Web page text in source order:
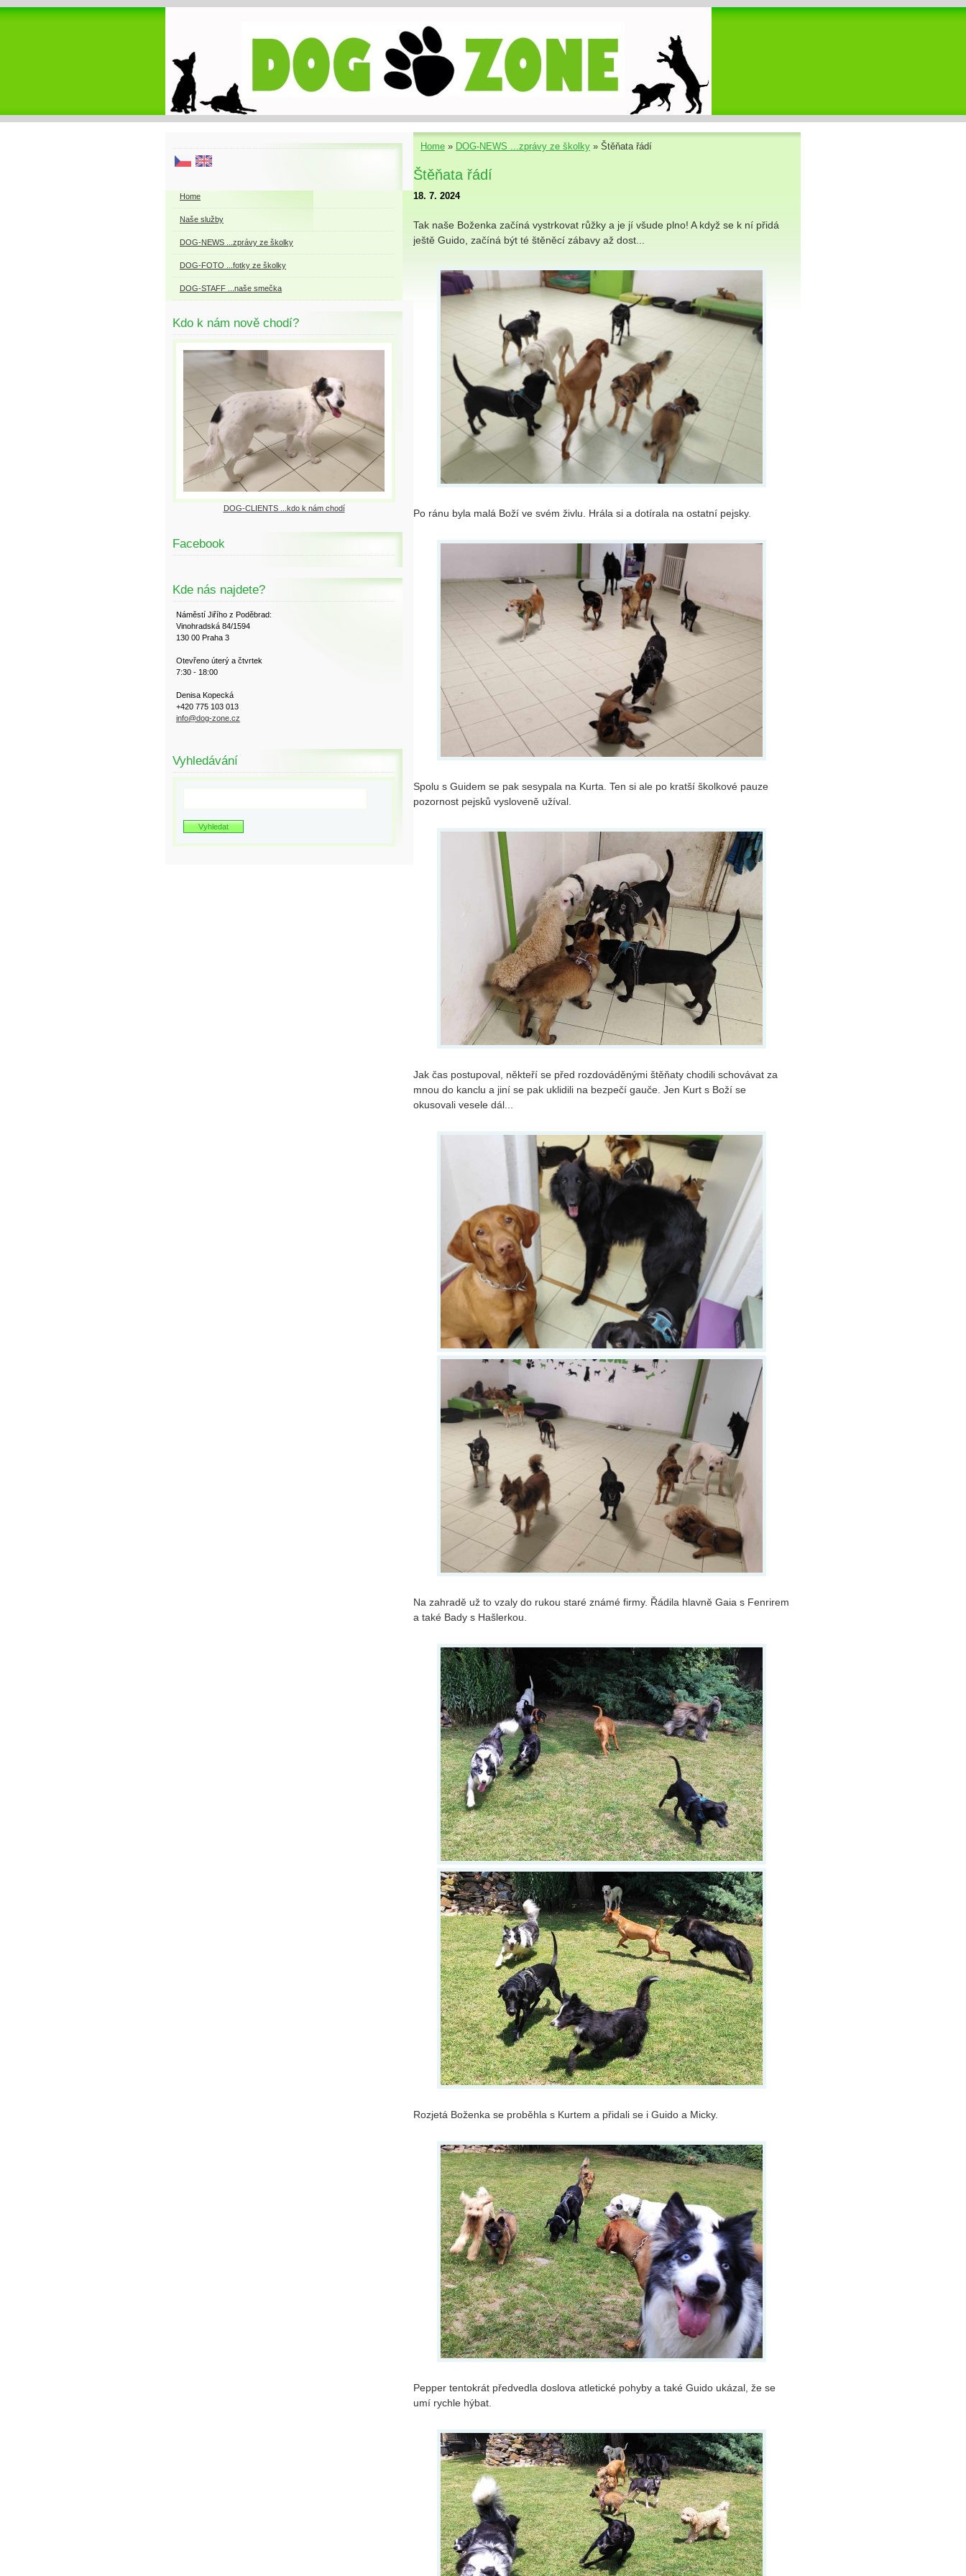
Home » DOG-NEWS ...zprávy ze školky » Štěňata řádí
Štěňata řádí
18. 7. 2024
Tak naše Boženka začíná vystrkovat růžky a je jí všude plno! A když se k ní přidá
ještě Guido, začíná být té štěněcí zábavy až dost...
Po ránu byla malá Boží ve svém živlu. Hrála si a dotírala na ostatní pejsky.
Spolu s Guidem se pak sesypala na Kurta. Ten si ale po kratší školkové pauze
pozornost pejsků vysloveně užíval.
Jak čas postupoval, někteří se před rozdováděnými štěňaty chodili schovávat za
mnou do kanclu a jiní se pak uklidili na bezpečí gauče. Jen Kurt s Boží se
okusovali vesele dál...
Na zahradě už to vzaly do rukou staré známé firmy. Řádila hlavně Gaia s Fenrirem
a také Bady s Hašlerkou.
Rozjetá Boženka se proběhla s Kurtem a přidali se i Guido a Micky.
Pepper tentokrát předvedla doslova atletické pohyby a také Guido ukázal, že se
umí rychle hýbat.
Home
Naše služby
DOG-NEWS ...zprávy ze školky
DOG-FOTO ...fotky ze školky
DOG-STAFF ...naše smečka
Kdo k nám nově chodí?
DOG-CLIENTS ...kdo k nám chodí
Facebook
Kde nás najdete?
Náměstí Jiřího z Poděbrad:
Vinohradská 84/1594
130 00 Praha 3
Otevřeno úterý a čtvrtek
7:30 - 18:00
Denisa Kopecká
+420 775 103 013
info@dog-zone.cz
Vyhledávání